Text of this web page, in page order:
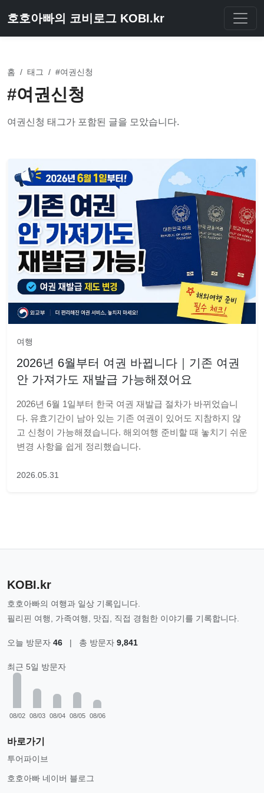
호호아빠의 코비로그 KOBI.kr
홈 / 태그 / #여권신청
#여권신청
여권신청 태그가 포함된 글을 모았습니다.
여행
2026년 6월부터 여권 바뀝니다｜기존 여권
안 가져가도 재발급 가능해졌어요
2026년 6월 1일부터 한국 여권 재발급 절차가 바뀌었습니
다. 유효기간이 남아 있는 기존 여권이 있어도 지참하지 않
고 신청이 가능해졌습니다. 해외여행 준비할 때 놓치기 쉬운
변경 사항을 쉽게 정리했습니다.
2026.05.31
KOBI.kr
호호아빠의 여행과 일상 기록입니다.
필리핀 여행, 가족여행, 맛집, 직접 경험한 이야기를 기록합니다.
오늘 방문자 46 | 총 방문자 9,841
최근 5일 방문자
08/02 08/03 08/04 08/05 08/06
바로가기
투어파이브
호호아빠 네이버 블로그